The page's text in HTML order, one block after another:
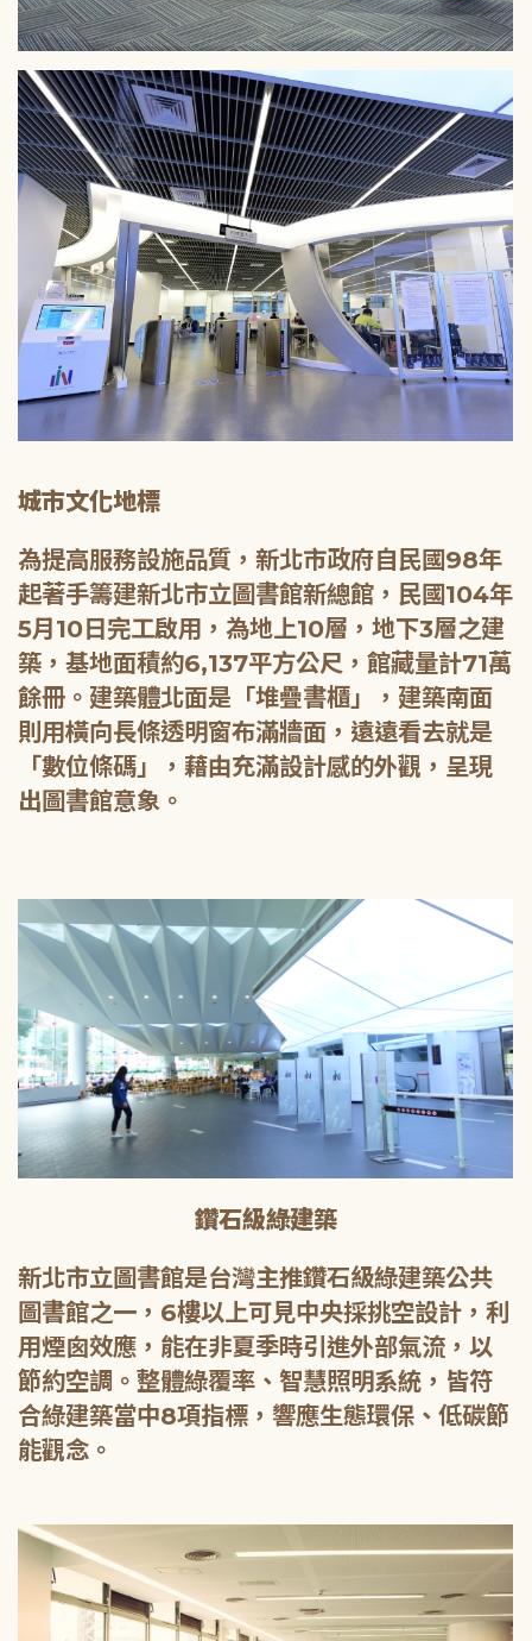
城市文化地標
為提高服務設施品質，新北市政府自民國98年
起著手籌建新北市立圖書館新總館，民國104年
5月10日完工啟用，為地上10層，地下3層之建
築，基地面積約6,137平方公尺，館藏量計71萬
餘冊。建築體北面是「堆疊書櫃」，建築南面
則用橫向長條透明窗布滿牆面，遠遠看去就是
「數位條碼」，藉由充滿設計感的外觀，呈現
出圖書館意象。
鑽石級綠建築
新北市立圖書館是台灣主推鑽石級綠建築公共
圖書館之一，6樓以上可見中央採挑空設計，利
用煙囪效應，能在非夏季時引進外部氣流，以
節約空調。整體綠覆率、智慧照明系統，皆符
合綠建築當中8項指標，響應生態環保、低碳節
能觀念。